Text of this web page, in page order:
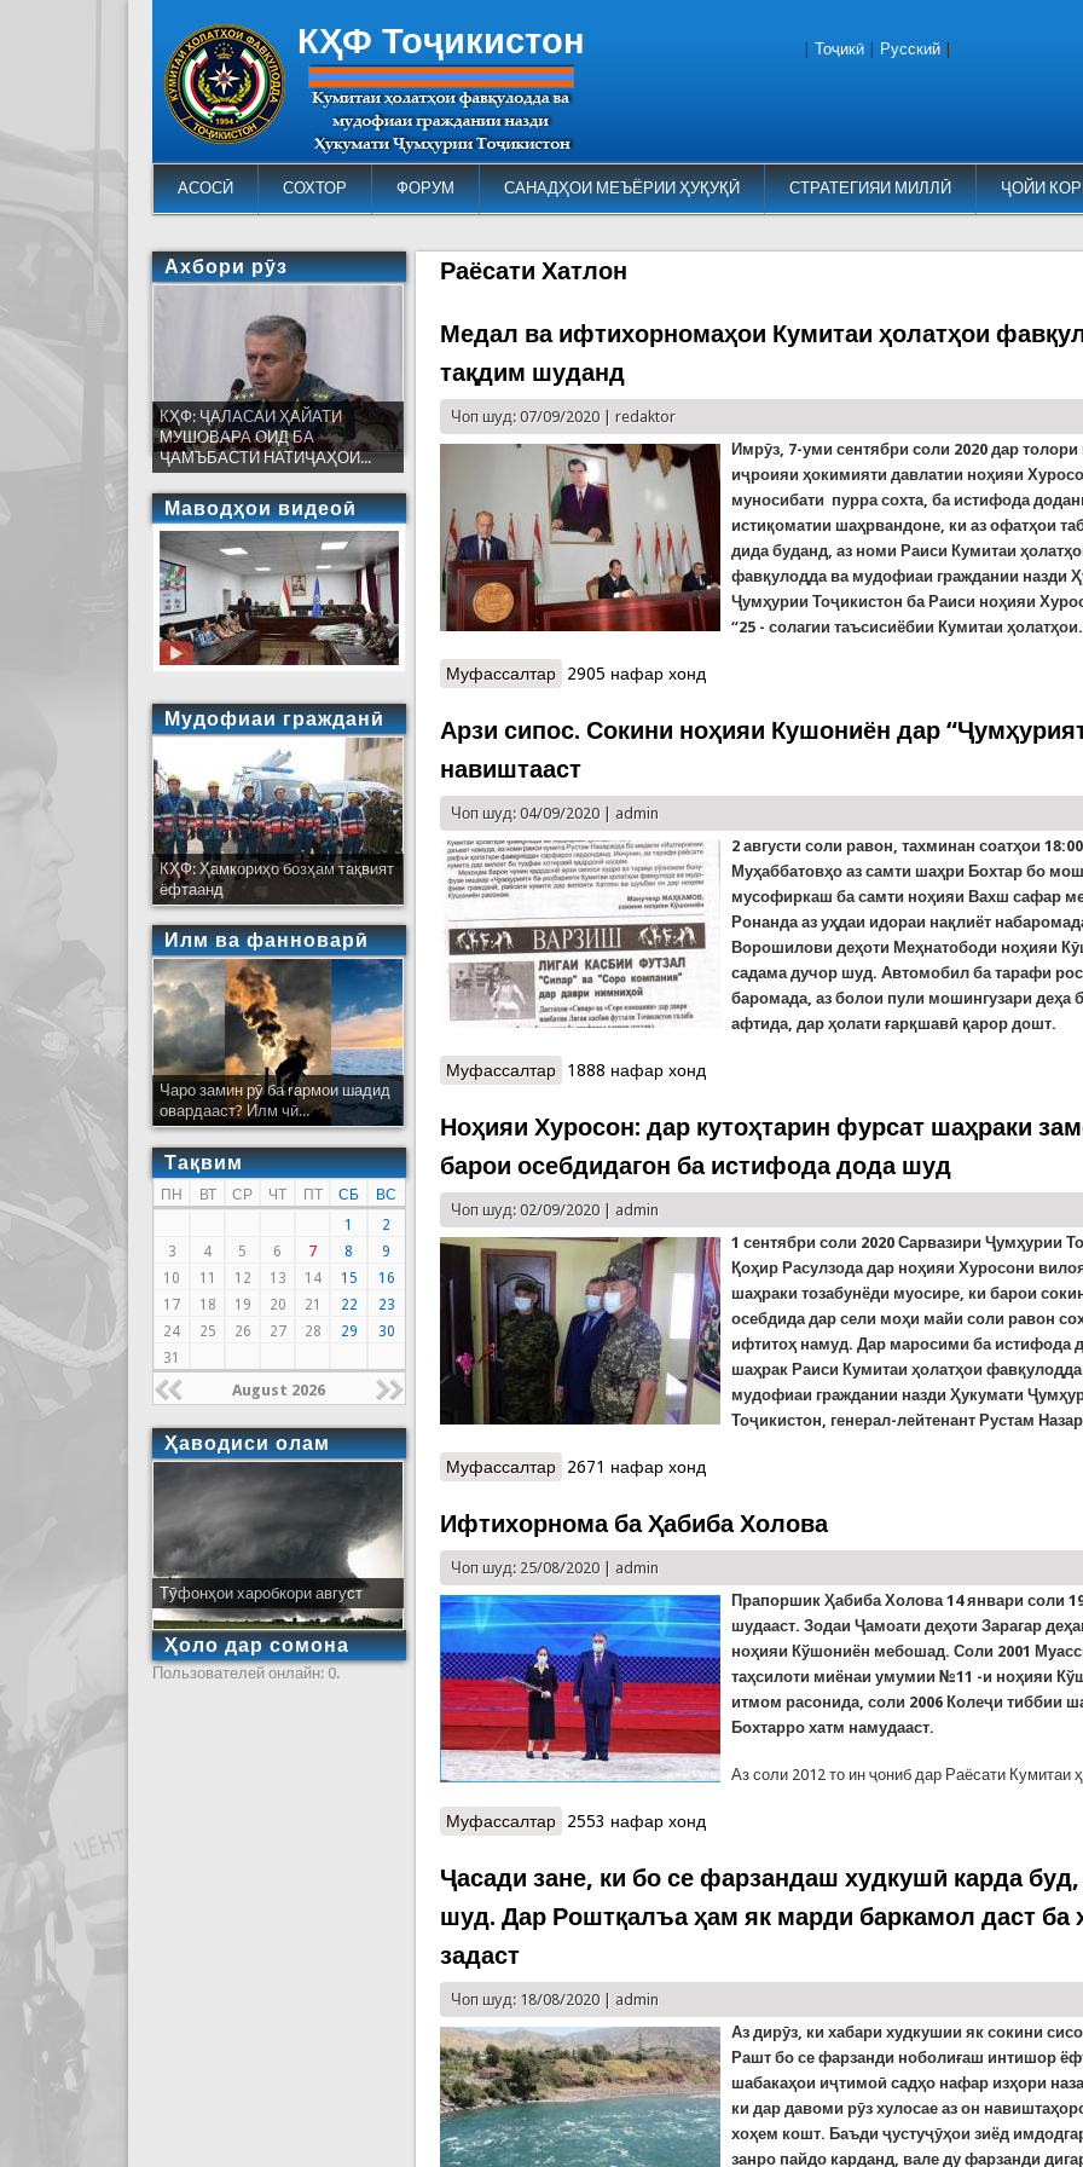
КҲФ Тоҷикистон
АСОСӢ СОХТОР ФОРУМ САНАДҲОИ МЕЪЁРИИ ҲУҚУҚӢ СТРАТЕГИЯИ МИЛЛӢ ҶОЙИ
Тоҷикӣ Русский
Раёсати Хатлон
Медал ва ифтихорномаҳои Кумитаи ҳолатҳои
тақдим шуданд
Чоп шуд: 07/09/2020 |redaktor
Имрӯз, 7-уми сентябри соли 2020 дар
иҷроияи ҳокимияти давлатии ноҳияи
муносибати пурра сохта, ба истифода
истиқоматии шаҳрвандоне, ки аз офатҳои
дида буданд, аз номи Раиси Кумитаи
фавқулодда ва мудофиаи граждании назди
Ҷумҳурии Тоҷикистон ба Раиси ноҳияи
“25 - солагии таъсисиёбии Кумитаи
Муфассалтар о Медал ва ифтихорномаҳои Кумитаи ҳолатҳои фавқулодда
2905 нафар хонд
Арзи сипос. Сокини ноҳияи Кушониён дар
навиштааст
Чоп шуд: 04/09/2020 | admin
2 августи соли равон, тахминан соатҳои
Муҳаббатовҳо аз самти шаҳри Бохтар бо
мусофиркаш ба самти ноҳияи Вахш сафар
Ронанда аз уҳдаи идораи нақлиёт
Ворошилови деҳоти Меҳнатободи ноҳияи
садама дучор шуд. Автомобил ба тарафи
баромада, аз болои пули мошингузари деҳа
афтида, дар ҳолати ғарқшавӣ қарор дошт.
Муфассалтар о Арзи сипос. Сокини ноҳияи Кушониён дар “Ҷумҳурият”
1888 нафар хонд
Ноҳияи Хуросон: дар кутоҳтарин фурсат шаҳраки
барои осебдидагон ба истифода дода шуд
Чоп шуд: 02/09/2020 | admin
1 сентябри соли 2020 Сарвазири Ҷумҳурии
Қоҳир Расулзода дар ноҳияи Хуросони
шаҳраки тозабунёди муосире, ки барои
осебдида дар сели моҳи майи соли равон
ифтитоҳ намуд. Дар маросими ба истифода
шаҳрак Раиси Кумитаи ҳолатҳои
мудофиаи граждании назди Ҳукумати
Тоҷикистон, генерал-лейтенант Рустам
Муфассалтар о Ноҳияи Хуросон: дар кутоҳтарин фурсат шаҳраки замонавӣ
2671 нафар хонд
Ифтихорнома ба Ҳабиба Холова
Чоп шуд: 25/08/2020 | admin
ПрапоршикҲабиба Холова14 январи соли
шудааст. Зодаи Ҷамоати деҳоти Зарагар
ноҳияи Кўшониён мебошад. Соли 2001
таҳсилоти миёнаи умумии №11 -и ноҳияи
итмом расонида, соли 2006 Колеҷи тиббии
Бохтарро хатм намудааст.
Аз соли 2012 то ин ҷониб дар Раёсати Кумитаи
Муфассалтар о Ифтихорнома ба Ҳабиба Холова
2553 нафар хонд
Ҷасади зане, ки бо се фарзандаш худкушӣ карда
шуд. Дар Роштқалъа ҳам як марди баркамол даст ба
задаст
Чоп шуд: 18/08/2020 | admin
Аз дирӯз, ки хабари худкушии як сокини
Рашт бо се фарзанди ноболиғаш интишор
шабакаҳои иҷтимоӣ садҳо нафар изҳори
ки дар давоми рӯз хулосае аз он
хоҳем кошт. Баъди ҷустуҷӯҳои зиёд
занро пайдо карданд, вале ду фарзанди
Ахбори рӯз
КҲФ: ҶАЛАСАИ ҲАЙАТИ
МУШОВАРА ОИД БА
ҶАМЪБАСТИ НАТИҶАҲОИ...
Маводҳои видеоӣ
Мудофиаи гражданӣ
КҲФ: Ҳамкориҳо бозҳам тақвият
ёфтаанд
Илм ва фанноварӣ
Чаро замин рӯ ба гармои шадид
овардааст? Илм чӣ...
Тақвим
ПН ВТ СР ЧТ ПТ СБ
ВС
1
2
3
4 5 6 7 8
9
10
11 12 13 14 15
16
17
18 19 20 21 22
23
24
25 26 27 28 29
30
31
August 2026
Ҳаводиси олам
Тӯфонҳои харобкори август
Ҳоло дар сомона
Пользователей онлайн: 0.